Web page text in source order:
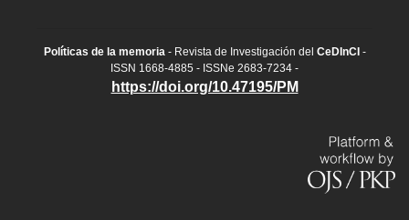
Políticas de la memoria- Revista de Investigación del CeDInCI -
ISSN 1668-4885 - ISSNe 2683-7234 -
https://doi.org/10.47195/PM